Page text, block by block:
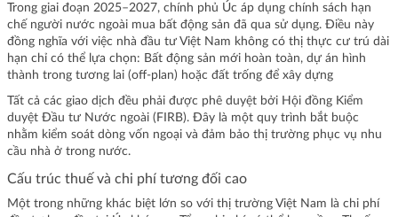
Trong giai đoạn 2025–2027, chính phủ Úc áp dụng chính sách hạn
chế người nước ngoài mua bất động sản đã qua sử dụng. Điều này
đồng nghĩa với việc nhà đầu tư Việt Nam không có thị thực cư trú dài
hạn chỉ có thể lựa chọn: Bất động sản mới hoàn toàn, dự án hình
thành trong tương lai (off-plan) hoặc đất trống để xây dựng
Tất cả các giao dịch đều phải được phê duyệt bởi Hội đồng Kiểm
duyệt Đầu tư Nước ngoài (FIRB). Đây là một quy trình bắt buộc
nhằm kiểm soát dòng vốn ngoại và đảm bảo thị trường phục vụ nhu
cầu nhà ở trong nước.
Cấu trúc thuế và chi phí tương đối cao
Một trong những khác biệt lớn so với thị trường Việt Nam là chi phí